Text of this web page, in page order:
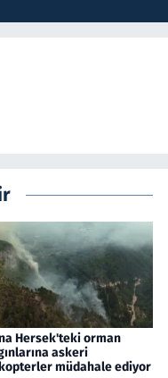
Hersek'teki orman
askeri
müdahale ediyor